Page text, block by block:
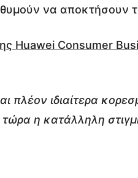
να αποκτήσουν
Huawei Consumer
ιδιαίτερα
η κατάλληλη